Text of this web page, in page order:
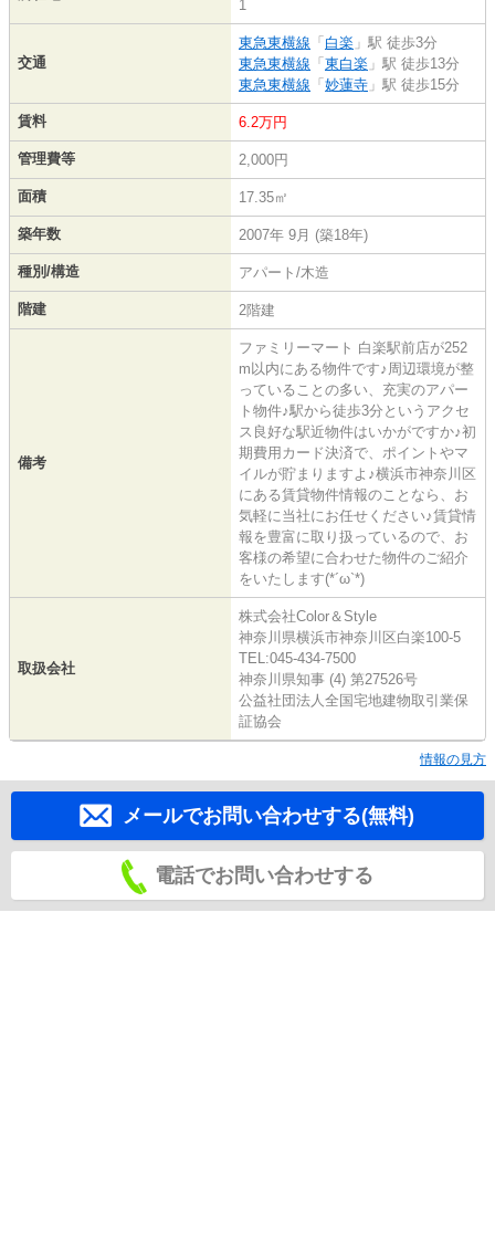
1
交通
東急東横線 「 白楽 」駅 徒歩3分
東急東横線 「 東白楽 」駅 徒歩13分
東急東横線 「 妙蓮寺 」駅 徒歩15分
賃料 6.2万円
管理費等 2,000円
面積 17.35㎡
築年数 2007年 9月 (築18年)
種別/構造 アパート/木造
階建 2階建
備考
ファミリーマート 白楽駅前店が252
m以内にある物件です♪周辺環境が整
っていることの多い、充実のアパー
ト物件♪駅から徒歩3分というアクセ
ス良好な駅近物件はいかがですか♪初
期費用カード決済で、ポイントやマ
イルが貯まりますよ♪横浜市神奈川区
にある賃貸物件情報のことなら、お
気軽に当社にお任せください♪賃貸情
報を豊富に取り扱っているので、お
客様の希望に合わせた物件のご紹介
をいたします(*´ω`*)
取扱会社
株式会社Color＆Style
神奈川県横浜市神奈川区白楽100-5
TEL:045-434-7500
神奈川県知事 (4) 第27526号
公益社団法人全国宅地建物取引業保
証協会
情報の見方
メールでお問い合わせする(無料)
電話でお問い合わせする